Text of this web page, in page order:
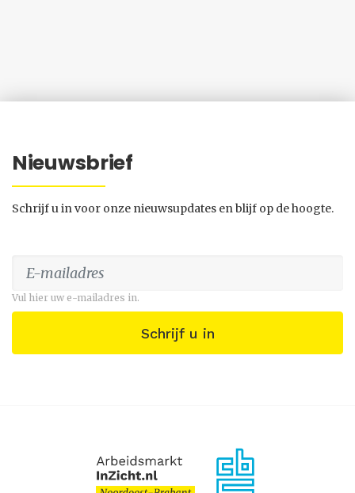
Nieuwsbrief
Schrijf u in voor onze nieuwsupdates en blijf op de hoogte.
Vul hier uw e-mailadres in.
Schrijf u in